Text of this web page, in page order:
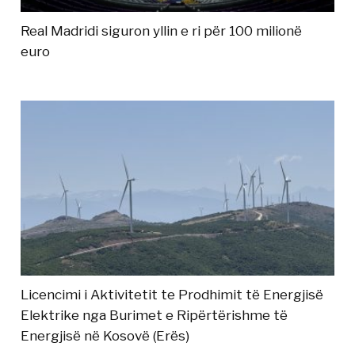
Real Madridi siguron yllin e ri për 100 milionë
euro
Licencimi i Aktivitetit te Prodhimit të Energjisë
Elektrike nga Burimet e Ripërtërishme të
Energjisë në Kosovë (Erës)